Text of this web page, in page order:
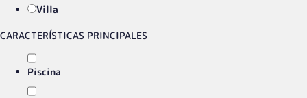
Villa
CARACTERÍSTICAS PRINCIPALES
Piscina